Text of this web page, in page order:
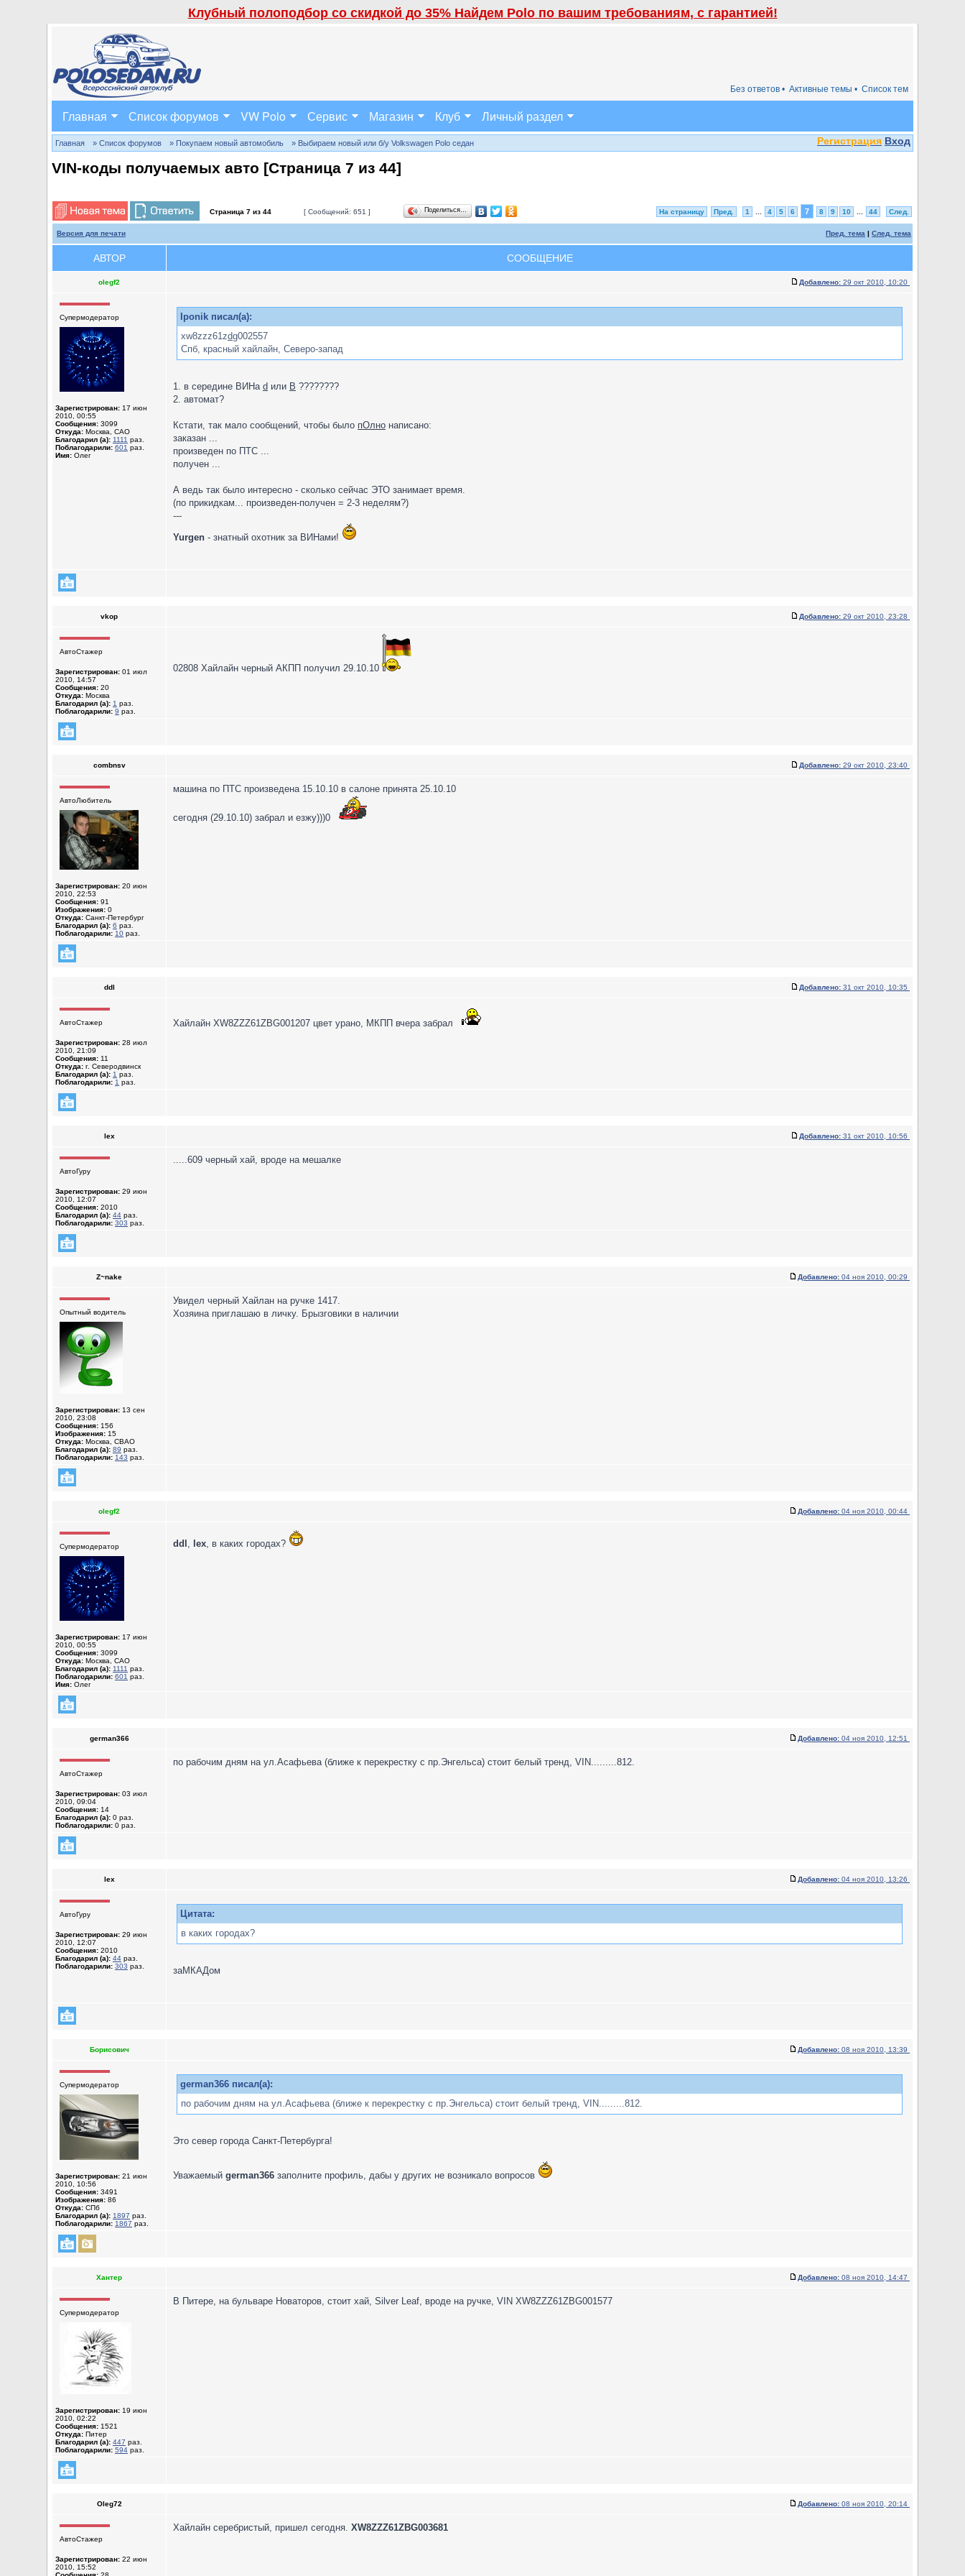
Клубный полоподбор со скидкой до 35% Найдем Polo по вашим требованиям, с гарантией!
Список тем
Активные темы •
Без ответов •
Главная Список форумов VW Polo Сервис Магазин Клуб Личный раздел
Регистрация Вход
Главная » Список форумов » Покупаем новый автомобиль » Выбираем новый или б/у Volkswagen Polo седан
VIN-коды получаемых авто [Страница 7 из 44]
Страница 7 из 44 [ Сообщений: 651 ] Поделиться… На страницу Пред. 1 4 5 6 7 8 9 10 44 След.
Версия для печати Пред. тема | След. тема
АВТОР СООБЩЕНИЕ
olegf2 Добавлено: 29 окт 2010, 10:20
Супермодератор
Зарегистрирован: 17 июн
2010, 00:55
Сообщения: 3099
Откуда: Москва, САО
Благодарил (а): 1111 раз.
Поблагодарили: 601 раз.
Имя: Олег
Iponik писал(а):
xw8zzz61zdg002557
Спб, красный хайлайн, Северо-запад
1. в середине ВИНа d или В ????????
2. автомат?
Кстати, так мало сообщений, чтобы было пОлно написано:
заказан ...
произведен по ПТС ...
получен ...
А ведь так было интересно - сколько сейчас ЭТО занимает время.
(по прикидкам... произведен-получен = 2-3 неделям?)
---
Yurgen - знатный охотник за ВИНами!
vkop Добавлено: 29 окт 2010, 23:28
АвтоСтажер
Зарегистрирован: 01 июл
2010, 14:57
Сообщения: 20
Откуда: Москва
Благодарил (а): 1 раз.
Поблагодарили: 9 раз.
02808 Хайлайн черный АКПП получил 29.10.10
combnsv Добавлено: 29 окт 2010, 23:40
АвтоЛюбитель
Зарегистрирован: 20 июн
2010, 22:53
Сообщения: 91
Изображения: 0
Откуда: Санкт-Петербург
Благодарил (а): 6 раз.
Поблагодарили: 10 раз.
машина по ПТС произведена 15.10.10 в салоне принята 25.10.10
сегодня (29.10.10) забрал и езжу)))0
ddl Добавлено: 31 окт 2010, 10:35
АвтоСтажер
Зарегистрирован: 28 июл
2010, 21:09
Сообщения: 11
Откуда: г. Северодвинск
Благодарил (а): 1 раз.
Поблагодарили: 1 раз.
Хайлайн XW8ZZZ61ZBG001207 цвет урано, МКПП вчера забрал
lex Добавлено: 31 окт 2010, 10:56
АвтоГуру
Зарегистрирован: 29 июн
2010, 12:07
Сообщения: 2010
Благодарил (а): 44 раз.
Поблагодарили: 303 раз.
.....609 черный хай, вроде на мешалке
Z~nake Добавлено: 04 ноя 2010, 00:29
Опытный водитель
Зарегистрирован: 13 сен
2010, 23:08
Сообщения: 156
Изображения: 15
Откуда: Москва, СВАО
Благодарил (а): 89 раз.
Поблагодарили: 143 раз.
Увидел черный Хайлан на ручке 1417.
Хозяина приглашаю в личку. Брызговики в наличии
olegf2 Добавлено: 04 ноя 2010, 00:44
Супермодератор
Зарегистрирован: 17 июн
2010, 00:55
Сообщения: 3099
Откуда: Москва, САО
Благодарил (а): 1111 раз.
Поблагодарили: 601 раз.
Имя: Олег
ddl , lex, в каких городах?
german366 Добавлено: 04 ноя 2010, 12:51
АвтоСтажер
Зарегистрирован: 03 июл
2010, 09:04
Сообщения: 14
Благодарил (а): 0 раз.
Поблагодарили: 0 раз.
по рабочим дням на ул.Асафьева (ближе к перекрестку с пр.Энгельса) стоит белый тренд, VIN.........812.
lex Добавлено: 04 ноя 2010, 13:26
АвтоГуру
Зарегистрирован: 29 июн
2010, 12:07
Сообщения: 2010
Благодарил (а): 44 раз.
Поблагодарили: 303 раз.
Цитата:
в каких городах?
заМКАДом
Борисович Добавлено: 08 ноя 2010, 13:39
Супермодератор
Зарегистрирован: 21 июн
2010, 10:56
Сообщения: 3491
Изображения: 86
Откуда: СПб
Благодарил (а): 1897 раз.
Поблагодарили: 1867 раз.
german366 писал(а):
по рабочим дням на ул.Асафьева (ближе к перекрестку с пр.Энгельса) стоит белый тренд, VIN.........812.
Это север города Санкт-Петербурга!
Уважаемый german366 заполните профиль, дабы у других не возникало вопросов
Хантер Добавлено: 08 ноя 2010, 14:47
Супермодератор
Зарегистрирован: 19 июн
2010, 02:22
Сообщения: 1521
Откуда: Питер
Благодарил (а): 447 раз.
Поблагодарили: 594 раз.
В Питере, на бульваре Новаторов, стоит хай, Silver Leaf, вроде на ручке, VIN XW8ZZZ61ZBG001577
Oleg72 Добавлено: 08 ноя 2010, 20:14
АвтоСтажер
Зарегистрирован: 22 июн
2010, 15:52
Хайлайн серебристый, пришел сегодня. XW8ZZZ61ZBG003681